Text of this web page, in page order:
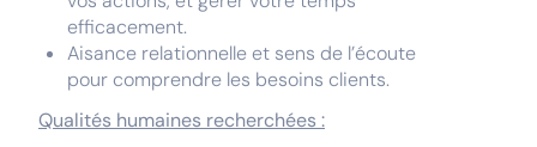
efficacement.
Aisance relationnelle et sens de l’écoute
pour comprendre les besoins clients.
Qualités humaines recherchées :